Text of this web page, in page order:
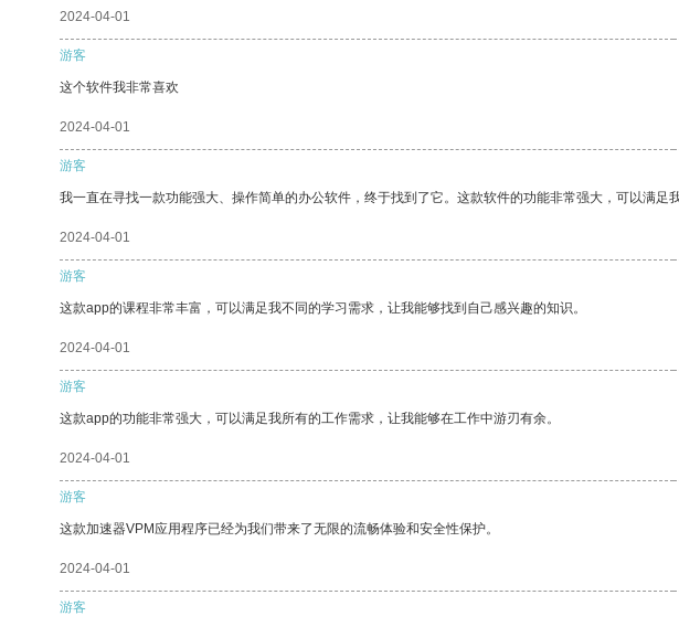
2024-04-01
游客
这个软件我非常喜欢
2024-04-01
游客
我一直在寻找一款功能强大、操作简单的办公软件，终于找到了它。这款软件的功能非常强大，可以满足
2024-04-01
游客
这款app的课程非常丰富，可以满足我不同的学习需求，让我能够找到自己感兴趣的知识。
2024-04-01
游客
这款app的功能非常强大，可以满足我所有的工作需求，让我能够在工作中游刃有余。
2024-04-01
游客
这款加速器VPM应用程序已经为我们带来了无限的流畅体验和安全性保护。
2024-04-01
游客